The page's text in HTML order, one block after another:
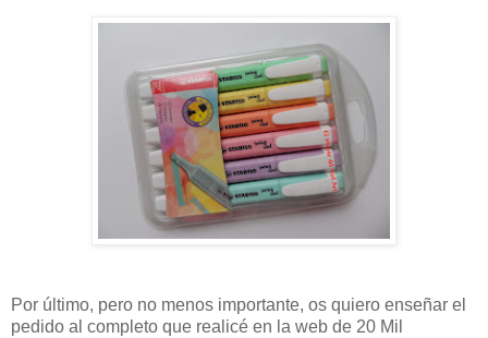
Por último, pero no menos importante, os quiero enseñar el
pedido al completo que realicé en la web de 20 Mil